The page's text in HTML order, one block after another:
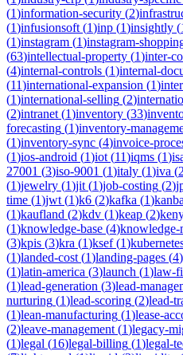
(1)information-security (2)
(1)infusionsoft (1)inp (1)insightly (
(1)instagram (1)instagram-
(63)intellectual-property (1)inter-
(4)internal-controls (1)internal-
(11)international-expansion (1)
(1)international-selling (2)
(2)intranet (1)inventory (33)
forecasting (1)inventory-
(1)inventory-sync (4)invoice-
(1)ios-android (1)iot (11)iqms (1)
27001 (3)iso-9001 (1)italy (1)iva (2
(1)jewelry (1)jit (1)job-costing (2)
time (1)jwt (1)k6 (2)kafka (1)
(1)kaufland (2)kdv (1)keap (2)
(1)knowledge-base (4)knowledge-
(3)kpis (3)kra (1)ksef(1)
(1)landed-cost (1)landing-pages (4)
(1)latin-america (3)launch (1)law-
(1)lead-generation (3)lead-
nurturing (1)lead-scoring (2)lead-
(1)lean-manufacturing (1)lease-
(2)leave-management (1)legacy-
(1)legal (16)legal-billing (1)legal-